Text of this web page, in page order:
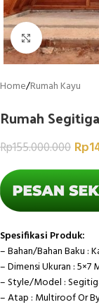
Click to
Home/Rumah Kayu
Rumah
Rp155.000.000 Rp
Spesifikasi Produk:
– Bahan/Bahan Baku :
– Dimensi Ukuran : 5×7
– Style/Model :
– Atap : Multiroof Or